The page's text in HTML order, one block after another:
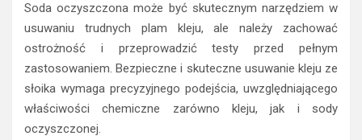
Soda oczyszczona może być skutecznym narzędziem w
usuwaniu trudnych plam kleju, ale należy zachować
ostrożność i przeprowadzić testy przed pełnym
zastosowaniem. Bezpieczne i skuteczne usuwanie kleju ze
słoika wymaga precyzyjnego podejścia, uwzględniającego
właściwości chemiczne zarówno kleju, jak i sody
oczyszczonej.